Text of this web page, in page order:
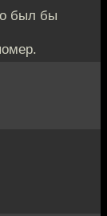
был бы